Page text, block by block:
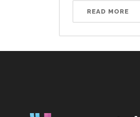
READ MORE